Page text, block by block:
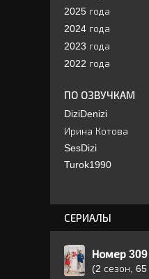
2025 года
2024 года
2023 года
2022 года
ПО ОЗВУЧКАМ
DiziDenizi
Ирина Котова
SesDizi
Turok1990
СЕРИАЛЫ
Номер 309
(2 сезон, 65